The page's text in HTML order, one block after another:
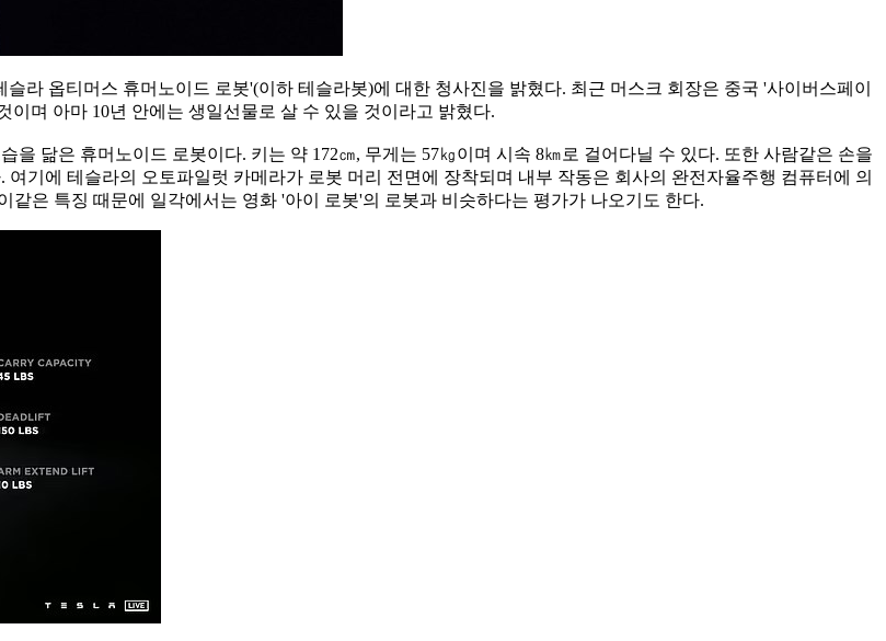
라 옵티머스 휴머노이드 로봇'(이하 테슬라봇)에 대한 청사진을 밝혔다. 최근 머스크 회장은 중국 '사이버스페이
며 아마 10년 안에는 생일선물로 살 수 있을 것이라고 밝혔다.
닮은 휴머노이드 로봇이다. 키는 약 172㎝, 무게는 57㎏이며 시속 8㎞로 걸어다닐 수 있다. 또한 사람같은 손을
기에 테슬라의 오토파일럿 카메라가 로봇 머리 전면에 장착되며 내부 작동은 회사의 완전자율주행 컴퓨터에 의
은 특징 때문에 일각에서는 영화 '아이 로봇'의 로봇과 비슷하다는 평가가 나오기도 한다.